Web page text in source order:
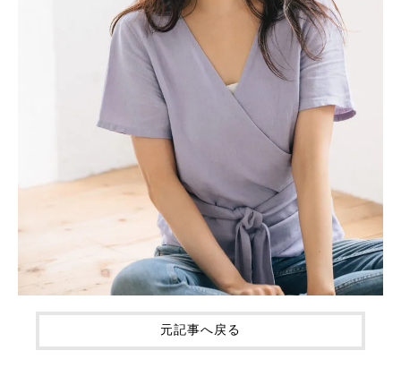
元記事へ戻る